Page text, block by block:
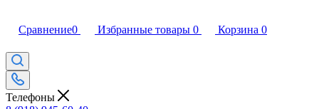
Сравнение0 Избранные товары 0 Корзина 0
Телефоны